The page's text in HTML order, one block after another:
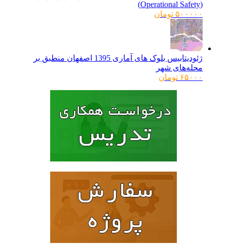
۵۰۰۰۰۰ تومان
ژئودیتابیس بلوک های آماری 1395 اصفهان منطبق بر
محله‌های شهر
۶۵۰۰۰ تومان